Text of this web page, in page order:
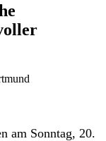
am Sonntag, 20.